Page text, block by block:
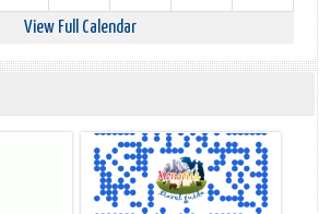
View Full Calendar